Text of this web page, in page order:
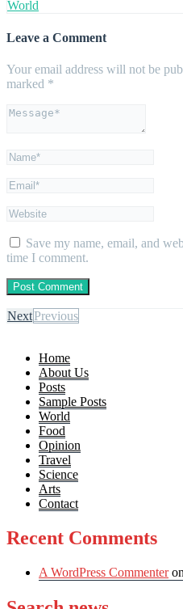
World
Leave a Comment
Your email address will not be
marked *
Save my name, email, and
time I comment.
NextPrevious
Home
About Us
Posts
Sample Posts
World
Food
Opinion
Travel
Science
Arts
Contact
Recent Comments
A WordPress Commenteron